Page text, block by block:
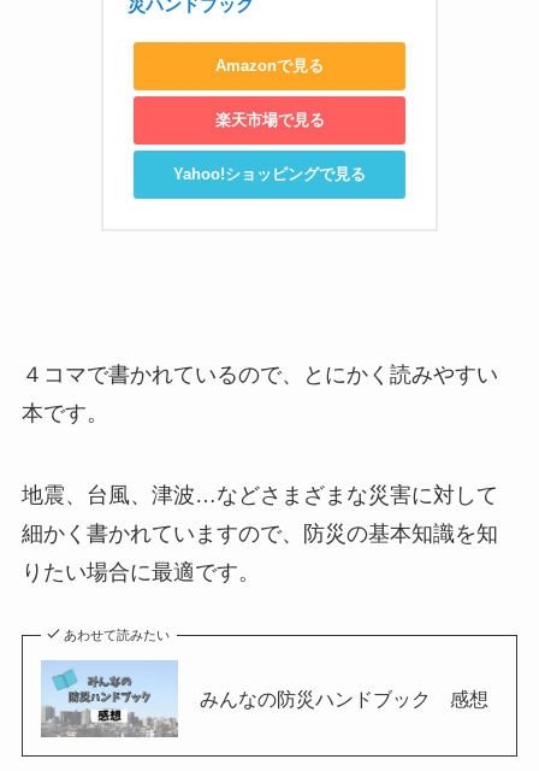
Amazonで見る
楽天市場で見る
Yahoo!ショッピングで見る
４コマで書かれているので、とにかく読みやすい
本です。
地震、台風、津波…などさまざまな災害に対して
細かく書かれていますので、防災の基本知識を知
りたい場合に最適です。
あわせて読みたい
みんなの防災ハンドブック 感想